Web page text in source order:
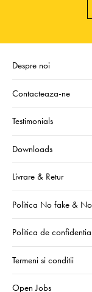
Despre noi
Contacteaza-ne
Testimonials
Downloads
Livrare & Retur
Politica No fake &
Politica de
Termeni si conditii
Open Jobs